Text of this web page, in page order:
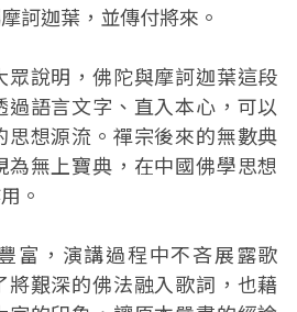
訶迦葉，並傳付將來。
眾說明，佛陀與摩訶迦葉這段
語言文字、直入本心，可以
想源流。禪宗後來的無數典
無上寶典，在中國佛學思想
。
富，演講過程中不吝展露歌
將艱深的佛法融入歌詞，也藉